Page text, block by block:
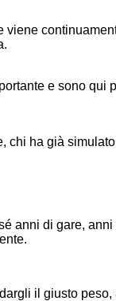
viene
e sono qui
ha già
anni di gare,
il giusto